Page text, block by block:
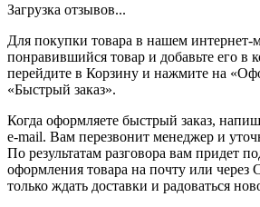
Загрузка отзывов...
Для покупки товара в нашем интернет-
понравившийся товар и добавьте его в
перейдите в Корзину и нажмите на
«Быстрый заказ».
Когда оформляете быстрый заказ,
e-mail. Вам перезвонит менеджер и
По результатам разговора вам придет
оформления товара на почту или через
только ждать доставки и радоваться